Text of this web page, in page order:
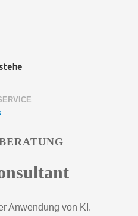
Anwendung von KI.